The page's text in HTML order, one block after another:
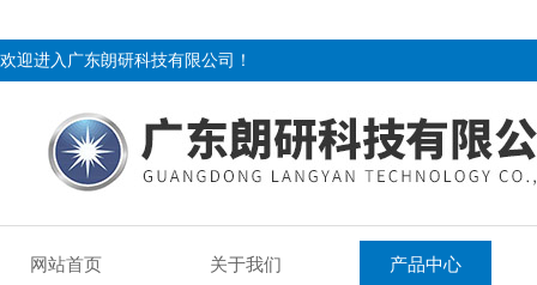
欢迎进入广东朗研科技有限公司！
网站首页 关于我们 产品中心